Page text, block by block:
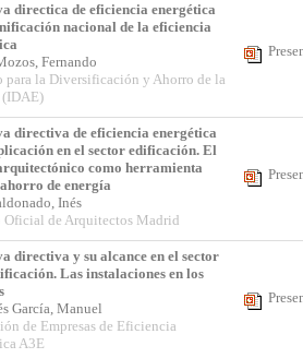
directica de eficiencia energética
nacional de la eficiencia
Fernando
para la Diversificación y Ahorro de la
(IDAE)
directiva de eficiencia energética
en el sector edificación. El
como herramienta
de energía
Inés
Oficial de Arquitectos Madrid
directiva y su alcance en el sector
Las instalaciones en los
García, Manuel
de Empresas de Eficiencia
A3E